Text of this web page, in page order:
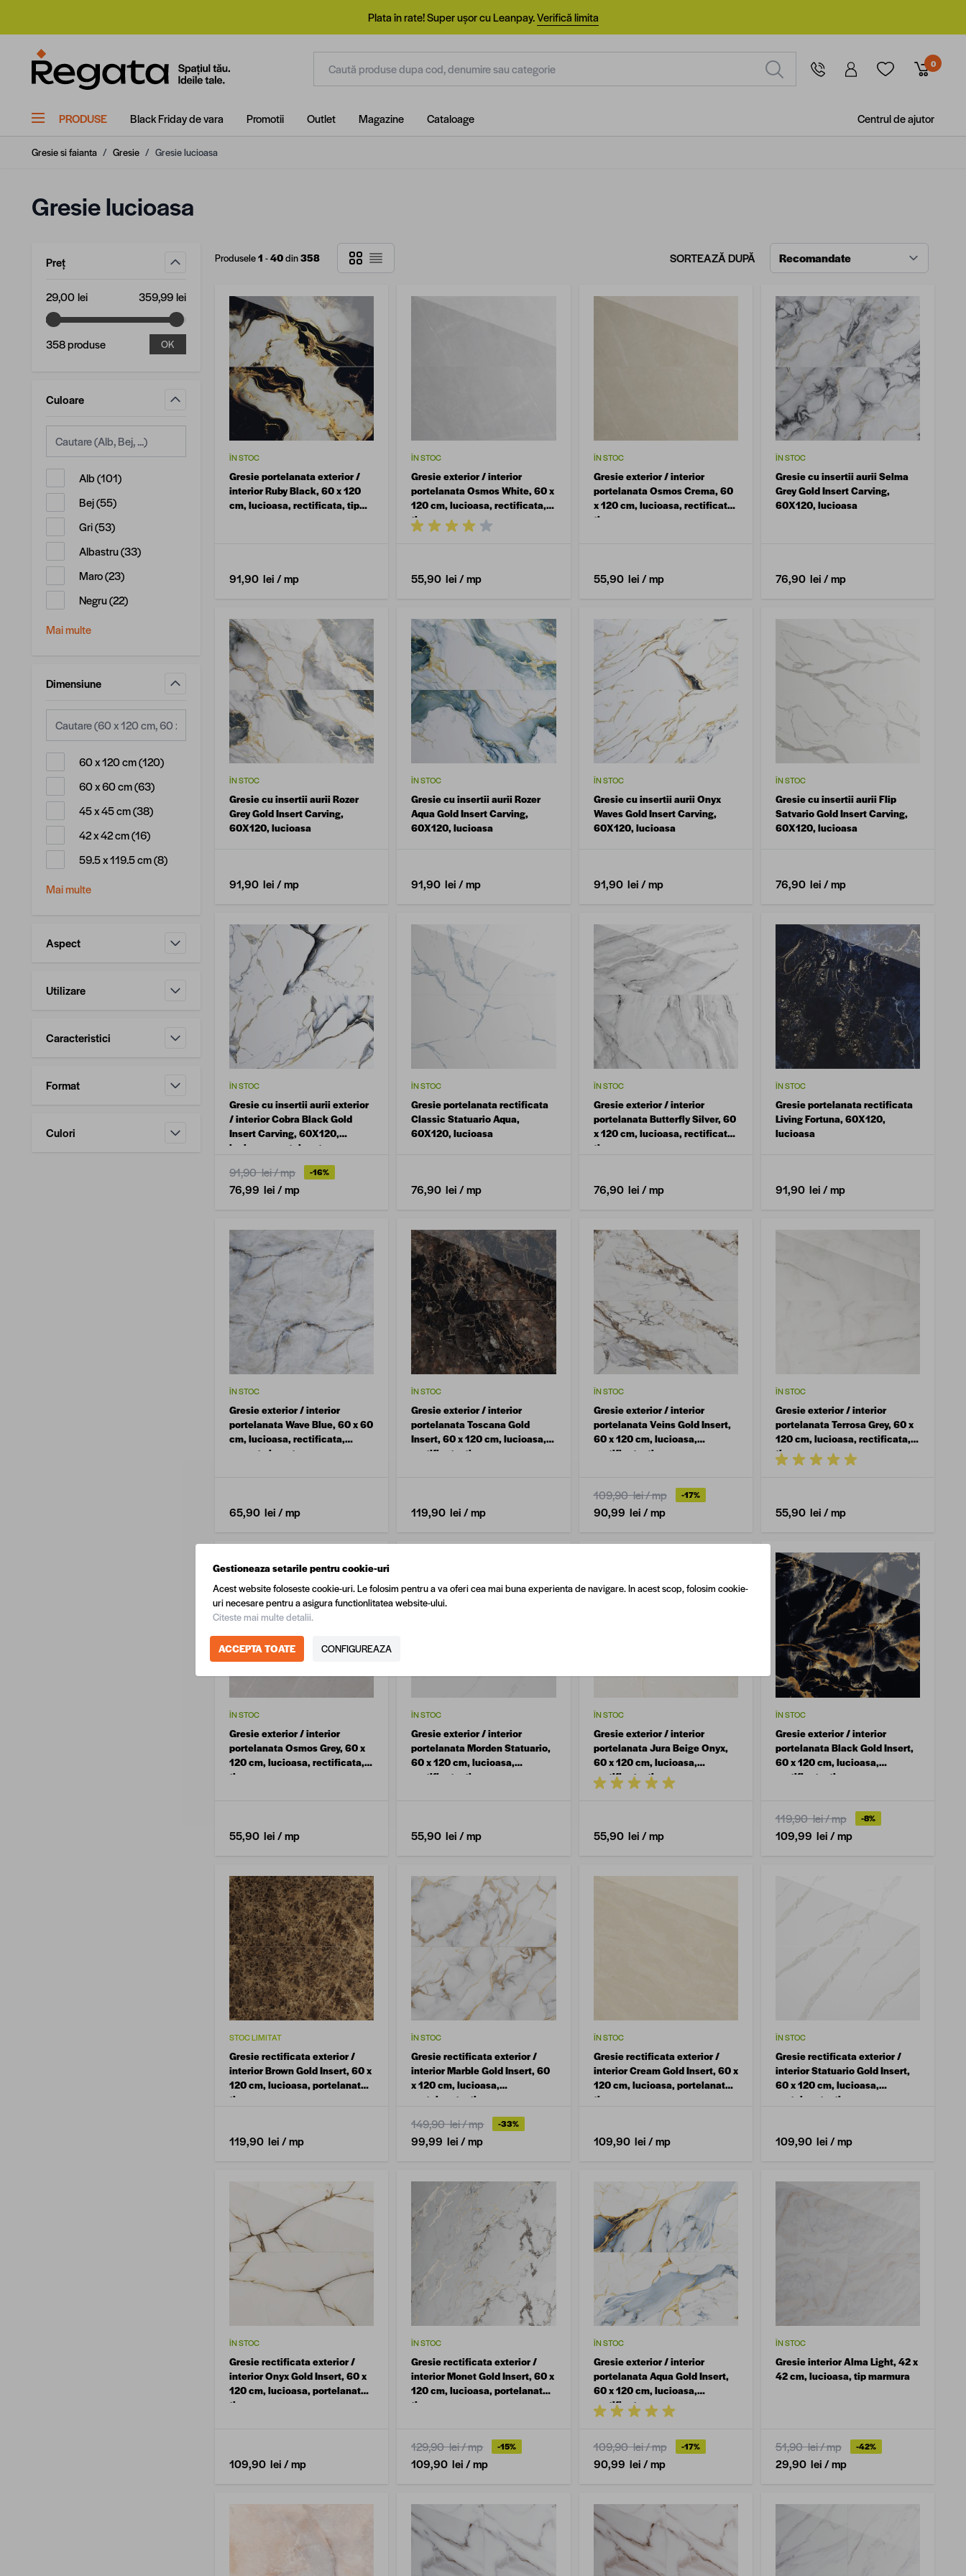
Plata în rate! Super ușor cu Leanpay.Verifică limita
0
PRODUSE Black Friday de vara Promotii Outlet Magazine Cataloage Centrul de ajutor
Gresie si faianta / Gresie / Gresie lucioasa
Gresie lucioasa
Preț
Valoare minimă
29,00 lei Valoare maximă
359,99 lei
358 produse OK
Culoare
Alb(101produse disponibile
)
Bej(55produse disponibile
)
Gri(53produse disponibile
)
Albastru(33produse disponibile
)
Maro(23produse disponibile
)
Negru(22produse disponibile
)
Mai multe
Dimensiune
60 x 120 cm(120produse disponibile
)
60 x 60 cm(63produse disponibile
)
45 x 45 cm(38produse disponibile
)
42 x 42 cm(16produse disponibile
)
59.5 x 119.5 cm(8produse disponibile
)
Mai multe
Aspect
Utilizare
Caracteristici
Format
Culori
Produsele1 -40din358 Grilă
Listă SORTEAZĂ DUPĂ
ÎN STOC
Gresie portelanata exterior /
interior Ruby Black, 60 x 120
cm, lucioasa, rectificata, tip
91,90 lei/ mp
ÎN STOC
Gresie exterior / interior
portelanata Osmos White, 60 x
120 cm, lucioasa, rectificata,
tip marmura
55,90 lei/ mp
ÎN STOC
Gresie exterior / interior
portelanata Osmos Crema, 60
x 120 cm, lucioasa, rectificata,
tip marmura
55,90 lei/ mp
ÎN STOC
Gresie cu insertii aurii Selma
Grey Gold Insert Carving,
60X120, lucioasa
76,90 lei/ mp
ÎN STOC
Gresie cu insertii aurii Rozer
Grey Gold Insert Carving,
60X120, lucioasa
91,90 lei/ mp
ÎN STOC
Gresie cu insertii aurii Rozer
Aqua Gold Insert Carving,
60X120, lucioasa
91,90 lei/ mp
ÎN STOC
Gresie cu insertii aurii Onyx
Waves Gold Insert Carving,
60X120, lucioasa
91,90 lei/ mp
ÎN STOC
Gresie cu insertii aurii Flip
Satvario Gold Insert Carving,
60X120, lucioasa
76,90 lei/ mp
ÎN STOC
Gresie cu insertii aurii exterior
/ interior Cobra Black Gold
Insert Carving, 60X120,
lucioasa, portelanata,
rectificata, tip marmura
91,90 lei/ mp -16%
76,99 lei/ mp
ÎN STOC
Gresie portelanata rectificata
Classic Statuario Aqua,
60X120, lucioasa
76,90 lei/ mp
ÎN STOC
Gresie exterior / interior
portelanata Butterfly Silver, 60
x 120 cm, lucioasa, rectificata,
tip marmura
76,90 lei/ mp
ÎN STOC
Gresie portelanata rectificata
Living Fortuna, 60X120,
lucioasa
91,90 lei/ mp
ÎN STOC
Gresie exterior / interior
portelanata Wave Blue, 60 x 60
cm, lucioasa, rectificata,
aspect ciment
65,90 lei/ mp
ÎN STOC
Gresie exterior / interior
portelanata Toscana Gold
Insert, 60 x 120 cm, lucioasa,
rectificata, tip marmura
119,90 lei/ mp
ÎN STOC
Gresie exterior / interior
portelanata Veins Gold Insert,
60 x 120 cm, lucioasa,
rectificata, tip marmura
109,90 lei/ mp -17%
90,99 lei/ mp
ÎN STOC
Gresie exterior / interior
portelanata Terrosa Grey, 60 x
120 cm, lucioasa, rectificata,
tip marmura
55,90 lei/ mp
ÎN STOC
Gresie exterior / interior
portelanata Osmos Grey, 60 x
120 cm, lucioasa, rectificata,
tip marmura
55,90 lei/ mp
ÎN STOC
Gresie exterior / interior
portelanata Morden Statuario,
60 x 120 cm, lucioasa,
rectificata, tip marmura
55,90 lei/ mp
ÎN STOC
Gresie exterior / interior
portelanata Jura Beige Onyx,
60 x 120 cm, lucioasa,
rectificata, tip marmura
55,90 lei/ mp
ÎN STOC
Gresie exterior / interior
portelanata Black Gold Insert,
60 x 120 cm, lucioasa,
rectificata, tip marmura
119,90 lei/ mp -8%
109,99 lei/ mp
STOC LIMITAT
Gresie rectificata exterior /
interior Brown Gold Insert, 60 x
120 cm, lucioasa, portelanata,
tip marmura
119,90 lei/ mp
ÎN STOC
Gresie rectificata exterior /
interior Marble Gold Insert, 60
x 120 cm, lucioasa,
portelanata, tip marmura
149,90 lei/ mp -33%
99,99 lei/ mp
ÎN STOC
Gresie rectificata exterior /
interior Cream Gold Insert, 60 x
120 cm, lucioasa, portelanata,
tip marmura
109,90 lei/ mp
ÎN STOC
Gresie rectificata exterior /
interior Statuario Gold Insert,
60 x 120 cm, lucioasa,
portelanata, tip marmura
109,90 lei/ mp
ÎN STOC
Gresie rectificata exterior /
interior Onyx Gold Insert, 60 x
120 cm, lucioasa, portelanata,
tip marmura
109,90 lei/ mp
ÎN STOC
Gresie rectificata exterior /
interior Monet Gold Insert, 60 x
120 cm, lucioasa, portelanata,
tip marmura
129,90 lei/ mp -15%
109,90 lei/ mp
ÎN STOC
Gresie exterior / interior
portelanata Aqua Gold Insert,
60 x 120 cm, lucioasa,
rectificata
109,90 lei/ mp -17%
90,99 lei/ mp
ÎN STOC
Gresie interior Alma Light, 42 x
42 cm, lucioasa, tip marmura
51,90 lei/ mp -42%
29,90 lei/ mp
Gestioneaza setarile pentru cookie-uri
Acest website foloseste cookie-uri. Le folosim pentru a va oferi cea mai buna experienta de navigare. In acest scop, folosim cookie-
uri necesare pentru a asigura functionlitatea website-ului.
Citeste mai multe detalii.
ACCEPTA TOATE CONFIGUREAZA